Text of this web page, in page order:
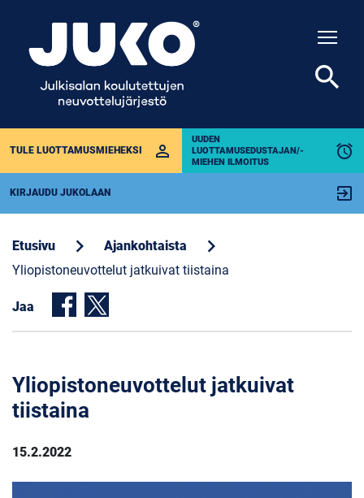
TULE LUOTTAMUSMIEHEKSI perm_identity
UUDEN
LUOTTAMUSEDUSTAJAN/-
MIEHEN ILMOITUS
alarm
KIRJAUDU JUKOLAAN exit_to_app
search
Etusivu chevron_right Ajankohtaista chevron_right
Yliopistoneuvottelut jatkuivat tiistaina
Jaa
Yliopistoneuvottelut jatkuivat
tiistaina
15.2.2022